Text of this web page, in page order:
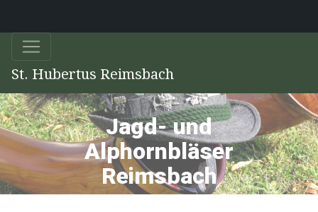
St. Hubertus Reimsbach
Jagd- und
Alphornbläser
Reimsbach